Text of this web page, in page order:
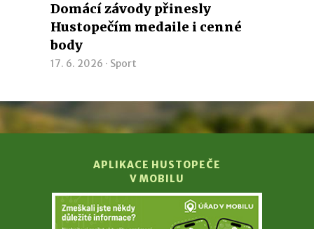
Domácí závody přinesly
Hustopečím medaile i cenné
body
17. 6. 2026 · Sport
APLIKACE HUSTOPEČE
V MOBILU